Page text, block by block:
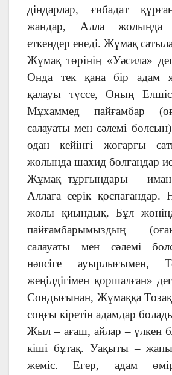
діндарлар, ғибадат
жандар, Алла жолында
еткендер енеді. Жұмақ
Жұмақ төрінің «Уәсила»
Онда тек қана бір адам
қалауы түссе, Оның
Мұхаммед пайғамбар
салауаты мен сәлемі
одан кейінгі жоғарғы
жолында шахид болғандар
Жұмақ тұрғындары – иман
Аллаға серік қоспағандар.
жолы қиындық. Бұл
пайғамбарымыздың
салауаты мен сәлемі
нәпсіге ауырлығымен,
жеңілдігімен қоршалған»
Сондығынан, Жұмаққа
соңғы кіретін адамдар
Жыл – ағаш, айлар – үлкен
кіші бұтақ. Уақыты –
жеміс. Егер, адам